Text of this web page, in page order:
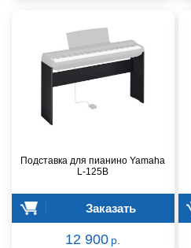
Подставка для пианино Yamaha
L-125B
Заказать
12 900 р.